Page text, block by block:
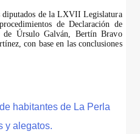
diputados de la LXVII Legislatura
de Declaración de
de Úrsulo Galván, Bertín Bravo
con base en las conclusiones
habitantes de La Perla
y alegatos.